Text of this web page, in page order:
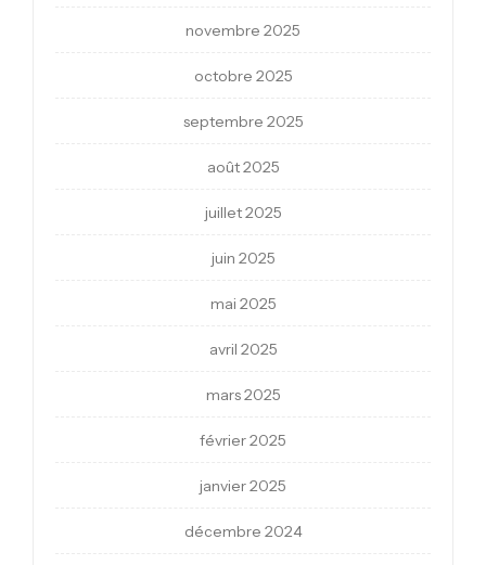
novembre 2025
octobre 2025
septembre 2025
août 2025
juillet 2025
juin 2025
mai 2025
avril 2025
mars 2025
février 2025
janvier 2025
décembre 2024